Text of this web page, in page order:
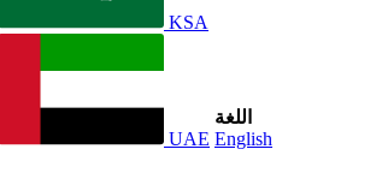
KSA
UAE
اللغة
English